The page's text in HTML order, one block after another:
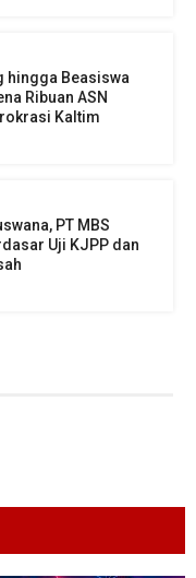
hingga Beasiswa
Ribuan ASN
Kaltim
PT MBS
Uji KJPP dan